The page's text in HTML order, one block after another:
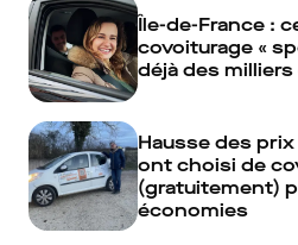
Île-de-France :
covoiturage «
déjà des
Hausse des
ont choisi de
(gratuitement)
économies